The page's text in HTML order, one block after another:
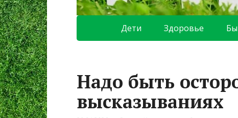
Дети Здоровье
Надо быть
высказываниях